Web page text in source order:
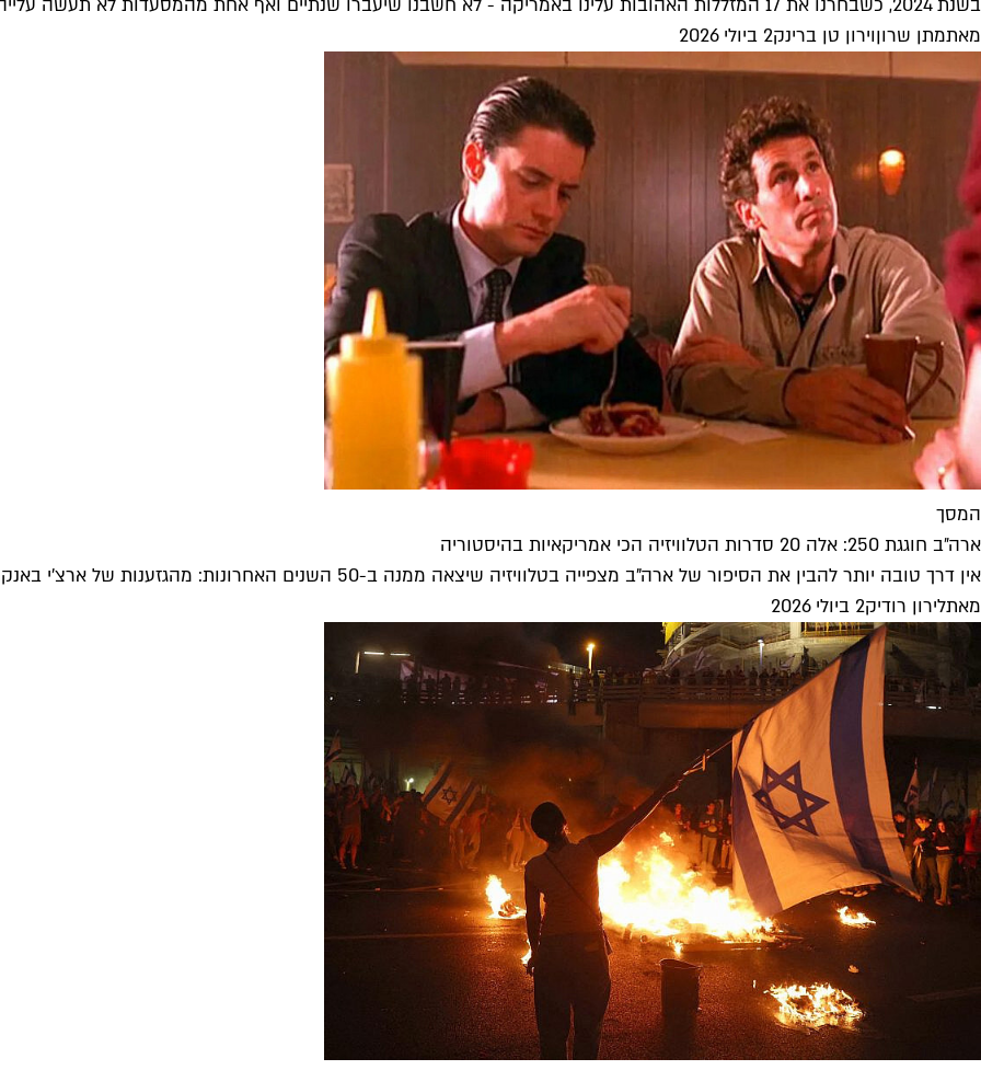
מאתמתן שרוןוירון טן ברינק2 ביולי 2026
המסך
ארה״ב חוגגת 250: אלה 20 סדרות הטלוויזיה הכי אמריקאיות בהיסטוריה
אין דרך טובה יותר להבין את הסיפור של ארה"ב מצפייה בטלוויזיה שיצאה ממנה ב-50 השנים האחרונות: מהגזענות של ארצ'י באנקר, דרך...
מאתלירון רודיק2 ביולי 2026